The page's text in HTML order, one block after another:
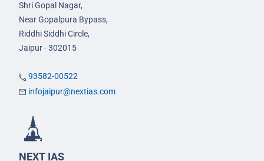
Shri Gopal Nagar,
Near Gopalpura Bypass,
Riddhi Siddhi Circle,
Jaipur - 302015
93582-00522
infojaipur@nextias.com
NEXT IAS